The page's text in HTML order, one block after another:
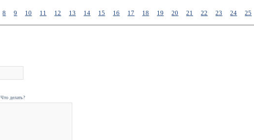
8 9 10 11 12 13 14 15 16 17 18 19 20 21 22 23 24 25
делать?